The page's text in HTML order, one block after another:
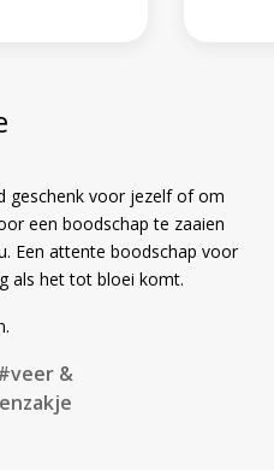
geschenk voor jezelf of om
een boodschap te zaaien
Een attente boodschap voor
als het tot bloei komt.
&